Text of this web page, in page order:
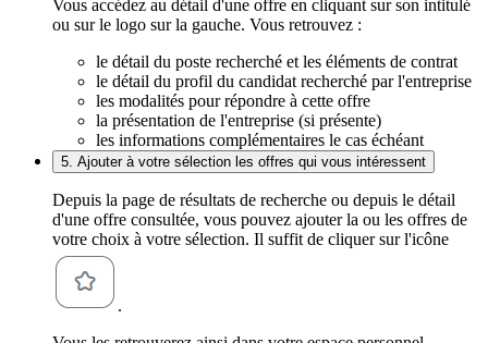
Vous accédez au détail d'une offre en cliquant sur son intitulé
ou sur le logo sur la gauche. Vous retrouvez :
le détail du poste recherché et les éléments de contrat
le détail du profil du candidat recherché par l'entreprise
les modalités pour répondre à cette offre
la présentation de l'entreprise (si présente)
les informations complémentaires le cas échéant
5. Ajouter à votre sélection les offres qui vous intéressent
Depuis la page de résultats de recherche ou depuis le détail
d'une offre consultée, vous pouvez ajouter la ou les offres de
votre choix à votre sélection. Il suffit de cliquer sur l'icône
.